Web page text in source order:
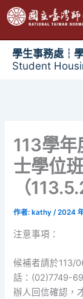
至
學生事務處┆
Student
113學
士學位
（
作者: kathy/2024
注意事項：
候補者請於113/
話：(02)7749-
辦人回信確認，